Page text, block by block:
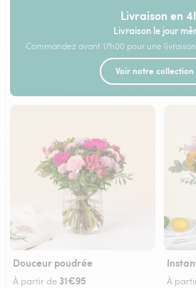
Livraison en
Livraison le jour
Commandez avant 17h00 pour une
Voir notre
Douceur poudrée
À partir de 31€95 À